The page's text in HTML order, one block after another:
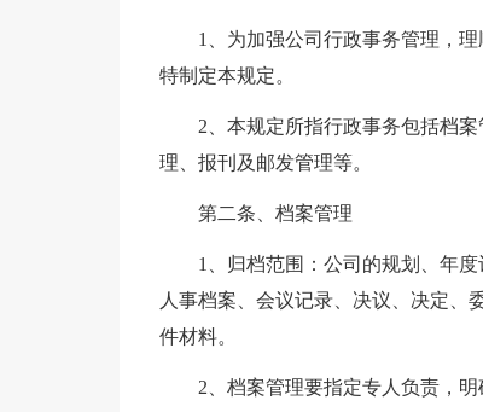
1、为加强公司行政事务管理，
特制定本规定。
2、本规定所指行政事务包括档
理、报刊及邮发管理等。
第二条、档案管理
1、归档范围：公司的规划、年
人事档案、会议记录、决议、决定、
件材料。
2、档案管理要指定专人负责，